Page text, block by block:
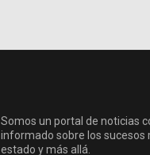
Somos un portal de noticias
informado sobre los sucesos
estado y más allá.